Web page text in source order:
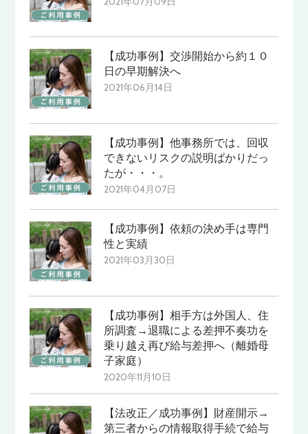
【成功事例】交渉開始から約１０
日の早期解決へ
2021年06月14日
【成功事例】他事務所では、回収
できないリスクの説明ばかりだっ
たが・・・。
2021年04月07日
【成功事例】依頼の決め手は専門
性と実績
2021年03月30日
【成功事例】相手方は外国人、住
所調査→退職による差押不奏功を
乗り越え再び給与差押へ（離婚母
子家庭）
2020年11月10日
【法改正／成功事例】財産開示→
第三者からの情報取得手続で給与